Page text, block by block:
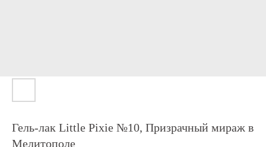
Гель-лак Little Pixie №10, Призрачный мираж в
Мелитополе